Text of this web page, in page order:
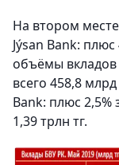
На втором
Jýsan Bank:
объёмы вкладов
всего 458,8
Bank: плюс 2,5%
1,39 трлн тг.